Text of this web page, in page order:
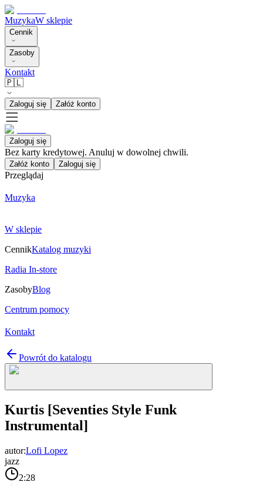
MuzykaW sklepie
Cennik
Zasoby
Kontakt
🇵🇱
Zaloguj się Załóż konto
Zaloguj się
Bez karty kredytowej. Anuluj w dowolnej chwili.
Załóż konto Zaloguj się
Przeglądaj
Muzyka
W sklepie
CennikKatalog muzyki
Radia In-store
ZasobyBlog
Centrum pomocy
Kontakt
Powrót do katalogu
Kurtis [Seventies Style Funk
Instrumental]
autor:Lofi Lopez
jazz
2:28